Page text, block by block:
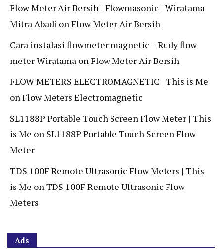
Flow Meter Air Bersih | Flowmasonic | Wiratama
Mitra Abadi onFlow Meter Air Bersih
Cara instalasi flowmeter magnetic – Rudy flow
meter Wiratama onFlow Meter Air Bersih
FLOW METERS ELECTROMAGNETIC | This is Me
onFlow Meters Electromagnetic
SL1188P Portable Touch Screen Flow Meter | This
is Me on SL1188P Portable Touch Screen Flow
Meter
TDS 100F Remote Ultrasonic Flow Meters | This
is Me onTDS 100F Remote Ultrasonic Flow
Meters
Ads